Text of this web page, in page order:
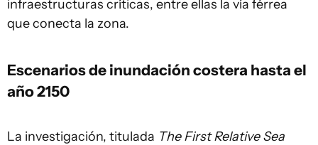
infraestructuras críticas, entre ellas la vía férrea
que conecta la zona.
Escenarios de inundación costera hasta el
año 2150
La investigación, titulada The First Relative Sea